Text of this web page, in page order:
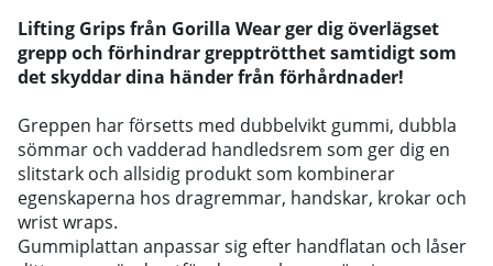
Lifting Grips från Gorilla Wear ger dig överlägset
grepp och förhindrar grepptrötthet samtidigt som
det skyddar dina händer från förhårdnader!
Greppen har försetts med dubbelvikt gummi, dubbla
sömmar och vadderad handledsrem som ger dig en
slitstark och allsidig produkt som kombinerar
egenskaperna hos dragremmar, handskar, krokar och
wrist wraps.
Gummiplattan anpassar sig efter handflatan och låser